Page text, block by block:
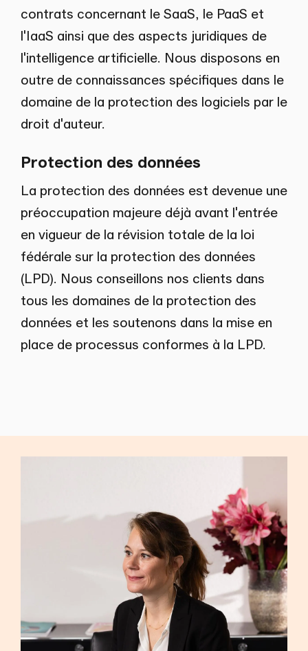
contrats concernant le SaaS, le PaaS et
l'IaaS ainsi que des aspects juridiques de
l'intelligence artificielle. Nous disposons en
outre de connaissances spécifiques dans le
domaine de la protection des logiciels par le
droit d'auteur.
Protection des données
La protection des données est devenue une
préoccupation majeure déjà avant l'entrée
en vigueur de la révision totale de la loi
fédérale sur la protection des données
(LPD). Nous conseillons nos clients dans
tous les domaines de la protection des
données et les soutenons dans la mise en
place de processus conformes à la LPD.